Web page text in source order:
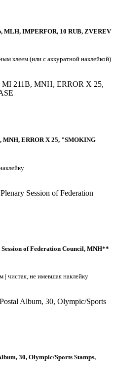
MLH, IMPERFOR, 10 RUB, ZVEREV
клеем (или с аккуратной наклейкой)
MNH, ERROR X 25, "SMOKING
of Federation Council, MNH**
| чистая, не имевшая наклейку
30, Olympic/Sports Stamps,